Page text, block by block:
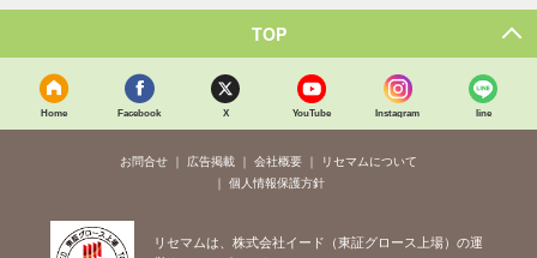
TOP
Home Facebook X YouTube Instagram line
お問合せ 広告掲載 会社概要
リセマムについて
個人情報保護方針
リセマムは、株式会社イード（東証グロース上場）の運